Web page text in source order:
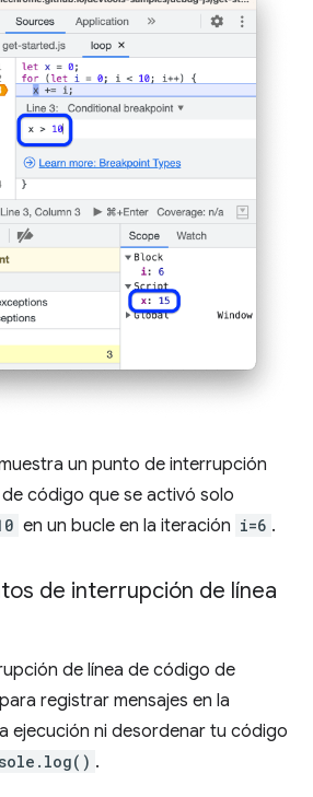
un punto de interrupción
código que se activó solo
en un bucle en la iteración i=6 .
de interrupción de línea
de línea de código de
registrar mensajes en la
ejecución ni desordenar tu código
.